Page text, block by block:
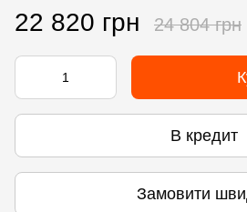
22 820 грн 24 804 грн
В кредит
Замовити